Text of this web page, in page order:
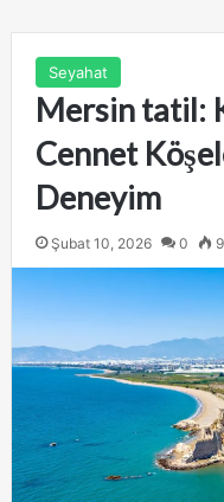
Seyahat
Mersin tatil:
Cennet
Deneyim
Şubat 10, 2026 0 9